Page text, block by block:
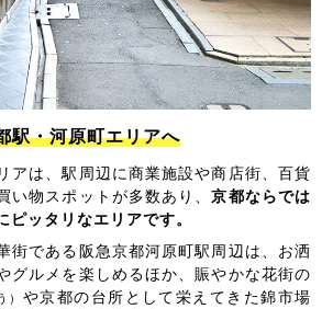
駅・河原町エリアへ
アは、駅周辺に商業施設や商店街、百貨
い物スポットが多数あり、京都ならでは
ピッタリなエリアです。
街である阪急京都河原町駅周辺は、お洒
グルメを楽しめるほか、賑やかな花街の
） や京都の台所として栄えてきた錦市場